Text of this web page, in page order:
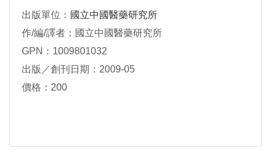
出版單位： 國立中國醫藥研究所
作/編/譯者：國立中國醫藥研究所
GPN：1009801032
出版／創刊日期：2009-05
價格：200